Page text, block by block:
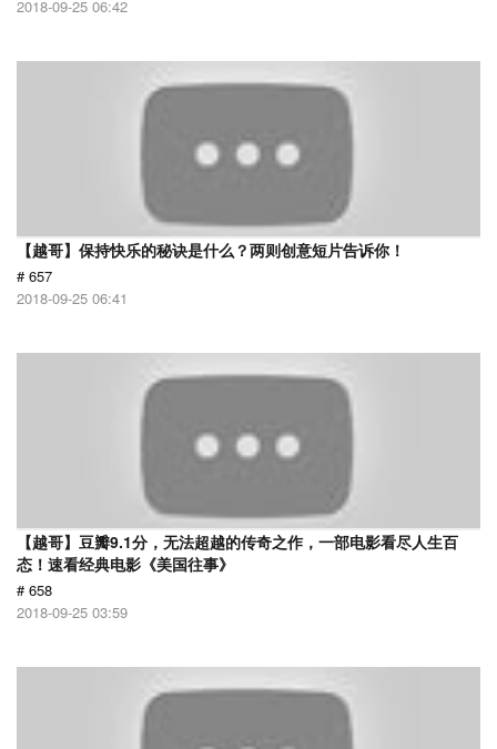
2018-09-25 06:42
【越哥】保持快乐的秘诀是什么？两则创意短片告诉你！
# 657
2018-09-25 06:41
【越哥】豆瓣9.1分，无法超越的传奇之作，一部电影看尽人生百
态！速看经典电影《美国往事》
# 658
2018-09-25 03:59